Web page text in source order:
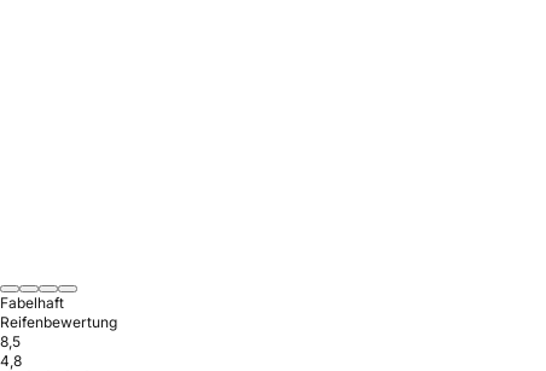
Fabelhaft
Reifenbewertung
8,5
4,8